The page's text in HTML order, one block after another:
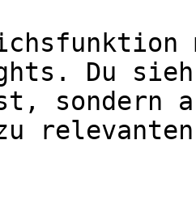
Du
sondern